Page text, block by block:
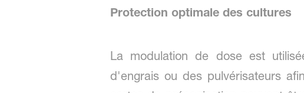
Protection optimale des cultures
La modulation de dose est
d'engrais ou des pulvérisateurs